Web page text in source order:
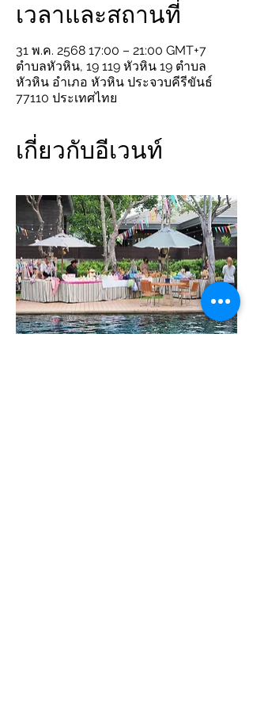
เวลาและสถานที่
31 พ.ค. 2568 17:00 – 21:00 GMT+7
ตำบลหัวหิน, 19 119 หัวหิน 19 ตำบล
หัวหิน อำเภอ หัวหิน ประจวบคีรีขันธ์
77110 ประเทศไทย
เกี่ยวกับอีเวนท์